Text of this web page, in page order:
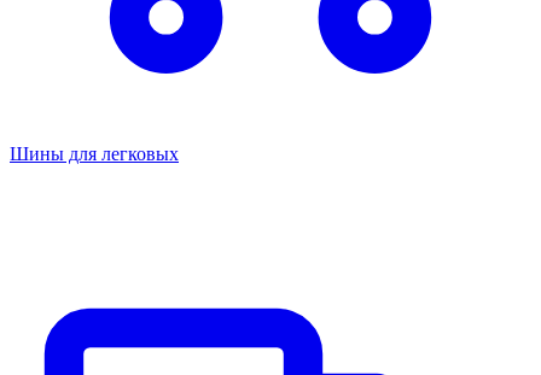
Шины для легковых